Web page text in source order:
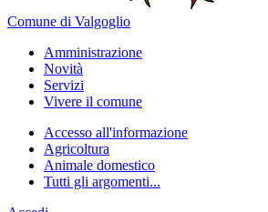
Comune di Valgoglio
Amministrazione
Novità
Servizi
Vivere il comune
Accesso all'informazione
Agricoltura
Animale domestico
Tutti gli argomenti...